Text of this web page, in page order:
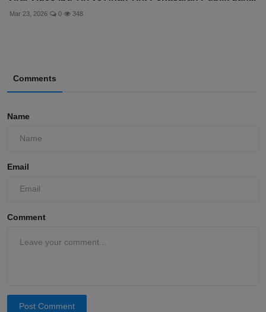
Mar 23, 2026 0 348
Comments
Name
Email
Comment
Post Comment